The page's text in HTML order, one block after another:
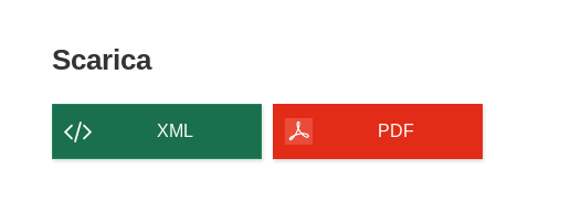
ScaricaScarica il contenuto della pagina
XML PDF